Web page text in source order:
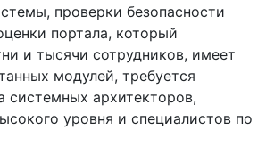
проверки безопасности
портала, который
и тысячи сотрудников, имеет
модулей, требуется
системных архитекторов,
уровня и специалистов по